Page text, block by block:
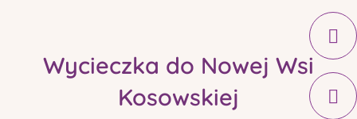
Wycieczka do Nowej Wsi
Kosowskiej